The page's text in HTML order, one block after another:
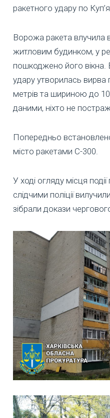
ракетного удару по
Ворожа ракета влучила
житловим будинком, у
пошкоджено його вікна.
удару утворилась
метрів та шириною до
даними, ніхто не
Попередньо
місто ракетами С-300.
У ході огляду місця
слідчими поліції
зібрали докази